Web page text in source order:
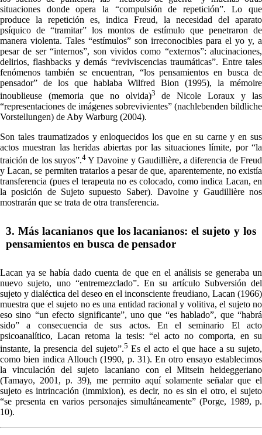
situaciones donde opera la “compulsión de repetición”. Lo que
produce la repetición es, indica Freud, la necesidad del aparato
psíquico de “tramitar” los montos de estímulo que penetraron de
manera violenta. Tales “estímulos” son irreconocibles para el yo y, a
pesar de ser “internos”, son vividos como “externos”: alucinaciones,
delirios, flashbacks y demás “reviviscencias traumáticas”. Entre tales
fenómenos también se encuentran, “los pensamientos en busca de
pensador” de los que hablaba Wilfred Bion (1995), la mémoire
inoublieuse (memoria que no olvida)3
de Nicole Loraux y las
“representaciones de imágenes sobrevivientes” (nachlebenden bildliche
Vorstellungen) de Aby Warburg (2004).
Son tales traumatizados y enloquecidos los que en su carne y en sus
actos muestran las heridas abiertas por las situaciones límite, por “la
traición de los suyos”.4Y Davoine y Gaudillière, a diferencia de Freud
y Lacan, se permiten tratarlos a pesar de que, aparentemente, no existía
transferencia (pues el terapeuta no es colocado, como indica Lacan, en
la posición de Sujeto supuesto Saber). Davoine y Gaudillière nos
mostrarán que se trata de otra transferencia.
3. Más lacanianos que los lacanianos: el sujeto y los
pensamientos en busca de pensador
Lacan ya se había dado cuenta de que en el análisis se generaba un
nuevo sujeto, uno “entremezclado”. En su artículo Subversión del
sujeto y dialéctica del deseo en el inconsciente freudiano, Lacan (1966)
muestra que el sujeto no es una entidad racional y volitiva, el sujeto no
eso sino “un efecto significante”, uno que “es hablado”, que “habrá
sido” a consecuencia de sus actos. En el seminario El acto
psicoanalítico, Lacan retoma la tesis: “el acto no comporta, en su
instante, la presencia del sujeto”.5 Es el acto el que hace a su sujeto,
como bien indica Allouch (1990, p. 31). En otro ensayo establecimos
la vinculación del sujeto lacaniano con el Mitsein heideggeriano
(Tamayo, 2001, p. 39), me permito aquí solamente señalar que el
sujeto es intrincación (immixion), es decir, no es sin el otro, el sujeto
“se presenta en varios personajes simultáneamente” (Porge, 1989, p.
10).